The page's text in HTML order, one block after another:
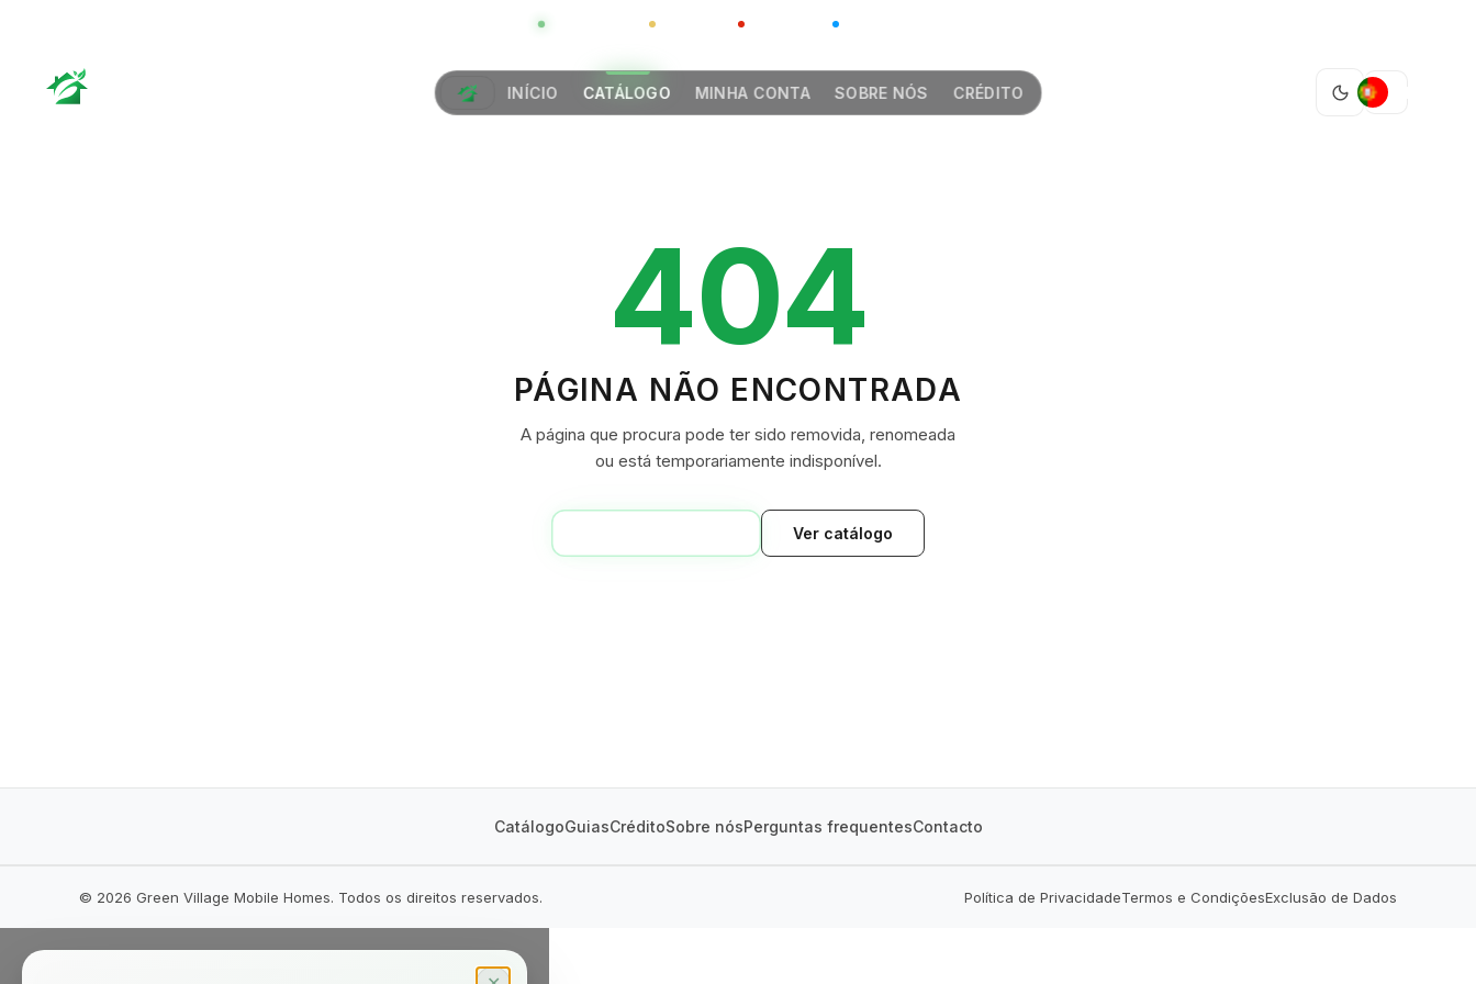
CHINA
INÍCIO CATÁLOGO MINHA CONTA SOBRE NÓS CRÉDITO
GREEN VILLAGE
404
PÁGINA NÃO ENCONTRADA
A página que procura pode ter sido removida, renomeada
ou está temporariamente indisponível.
Ver catálogo
CatálogoGuiasCréditoSobre nósPerguntas frequentesContacto
© 2026 Green Village Mobile Homes. Todos os direitos reservados. Política de PrivacidadeTermos e CondiçõesExclusão de Dados